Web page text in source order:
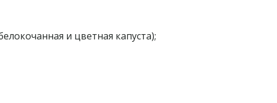
и цветная капуста);